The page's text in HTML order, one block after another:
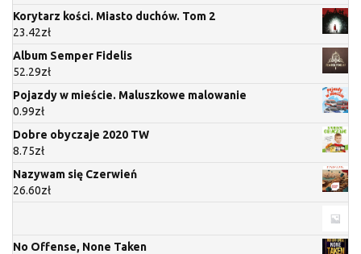
Korytarz kości. Miasto duchów. Tom 2
23.42zł
Album Semper Fidelis
52.29zł
Pojazdy w mieście. Maluszkowe malowanie
0.99zł
Dobre obyczaje 2020 TW
8.75zł
Nazywam się Czerwień
26.60zł
No Offense, None Taken